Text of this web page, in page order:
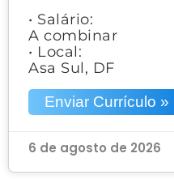
• Salário:
A combinar
• Local:
Asa Sul, DF
Enviar Currículo »
6 de agosto de 2026